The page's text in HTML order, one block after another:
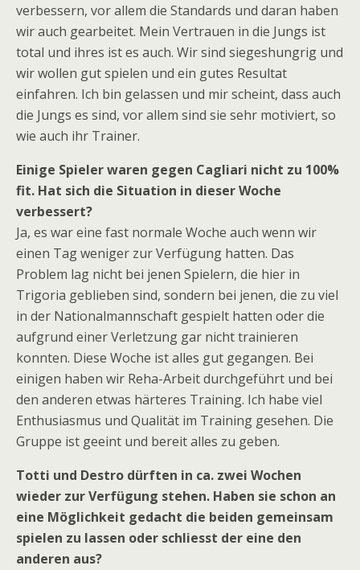
verbessern, vor allem die Standards und daran haben
wir auch gearbeitet. Mein Vertrauen in die Jungs ist
total und ihres ist es auch. Wir sind siegeshungrig und
wir wollen gut spielen und ein gutes Resultat
einfahren. Ich bin gelassen und mir scheint, dass auch
die Jungs es sind, vor allem sind sie sehr motiviert, so
wie auch ihr Trainer.
Einige Spieler waren gegen Cagliari nicht zu 100%
fit. Hat sich die Situation in dieser Woche
verbessert?
Ja, es war eine fast normale Woche auch wenn wir
einen Tag weniger zur Verfügung hatten. Das
Problem lag nicht bei jenen Spielern, die hier in
Trigoria geblieben sind, sondern bei jenen, die zu viel
in der Nationalmannschaft gespielt hatten oder die
aufgrund einer Verletzung gar nicht trainieren
konnten. Diese Woche ist alles gut gegangen. Bei
einigen haben wir Reha-Arbeit durchgeführt und bei
den anderen etwas härteres Training. Ich habe viel
Enthusiasmus und Qualität im Training gesehen. Die
Gruppe ist geeint und bereit alles zu geben.
Totti und Destro dürften in ca. zwei Wochen
wieder zur Verfügung stehen. Haben sie schon an
eine Möglichkeit gedacht die beiden gemeinsam
spielen zu lassen oder schliesst der eine den
anderen aus?